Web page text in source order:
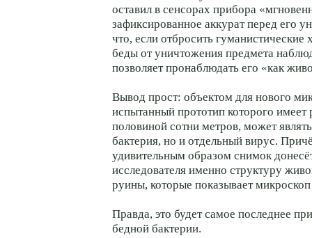
оставил в сенсорах прибора
зафиксированное аккурат перед его
что, если отбросить гуманистические
беды от уничтожения предмета
позволяет пронаблюдать его «как
Вывод прост: объектом для нового
испытанный прототип которого имеет
половиной сотни метров, может
бактерия, но и отдельный вирус.
удивительным образом снимок
исследователя именно структуру
руины, которые показывает
Правда, это будет самое последнее
бедной бактерии.